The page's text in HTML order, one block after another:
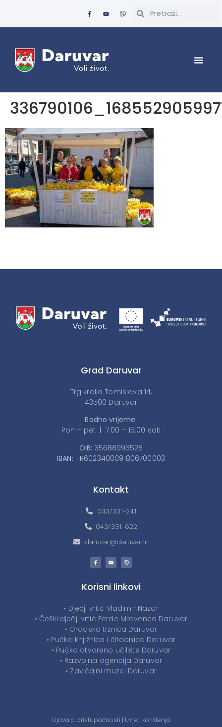
Grad Daruvar
Trg kralja Tomislava 14,
43500 Daruvar
Radno vrijeme:
Pon – pet | 7:00 – 15:00 sati
OIB: 35688993528
IBAN: HR6023400091806700003
Kontakt
043/331-241
043/331-622
daruvar@daruvar.hr
Korisni linkovi
• Dječji vrtić Vladimir Nazor
• Češki dječji vrtić Ferde Mravenca Daruvar
• Gradska tržnica Daruvar
• Pučka knjižnica i čitaonica Daruvar
• Pučko otvoreno učilište Daruvar
• Razvojna agencija Daruvar
• Zavičajni muzej Daruvar
Izjava o pristupačnosti | Uvjeti korištenja